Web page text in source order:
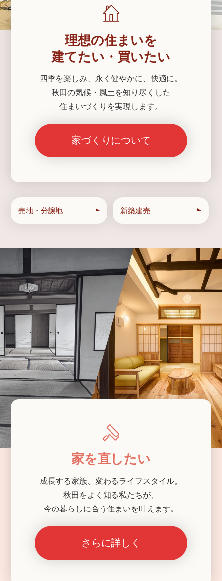
理想の住まいを
建てたい・買いたい
四季を楽しみ、永く健やかに、快適に。
秋田の気候・風土を知り尽くした
住まいづくりを実現します。
家づくりについて
売地・分譲地 新築建売
家を直したい
成長する家族、変わるライフスタイル。
秋田をよく知る私たちが、
今の暮らしに合う住まいを叶えます。
さらに詳しく